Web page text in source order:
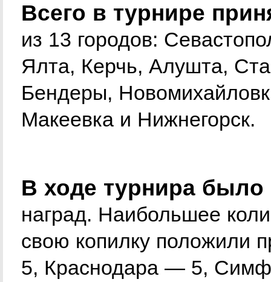
Всего в турнире
из 13 городов:
Ялта, Керчь, Алушта,
Бендеры,
Макеевка и Нижнегорск.
В ходе турнира было
наград. Наибольшее
свою копилку положили
5, Краснодара — 5,